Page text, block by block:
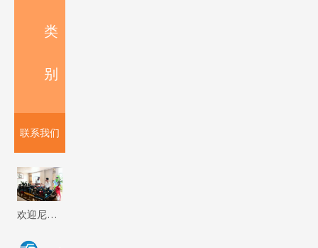
类
别
联系我们
欢迎尼泊尔客户来我厂参观考察 Firip Mining And Machinery Co., Ltd